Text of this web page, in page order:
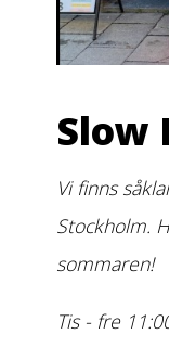
Slow
Vi finns
Stockholm.
sommaren!
Tis - fre